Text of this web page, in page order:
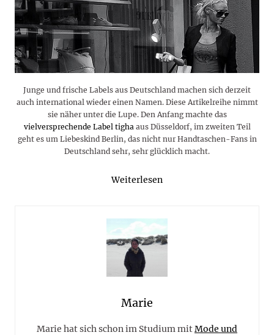
Junge und frische Labels aus Deutschland machen sich derzeit
auch international wieder einen Namen. Diese Artikelreihe nimmt
sie näher unter die Lupe. Den Anfang machte das
vielversprechende Label tigha aus Düsseldorf, im zweiten Teil
geht es um Liebeskind Berlin, das nicht nur Handtaschen-Fans in
Deutschland sehr, sehr glücklich macht.
Weiterlesen
Marie
Marie hat sich schon im Studium mitMode und